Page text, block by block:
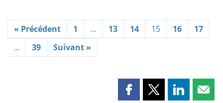
« Précédent 1 … 13 14 15 16
17
…
39 Suivant »
PartagerPartagerPartager